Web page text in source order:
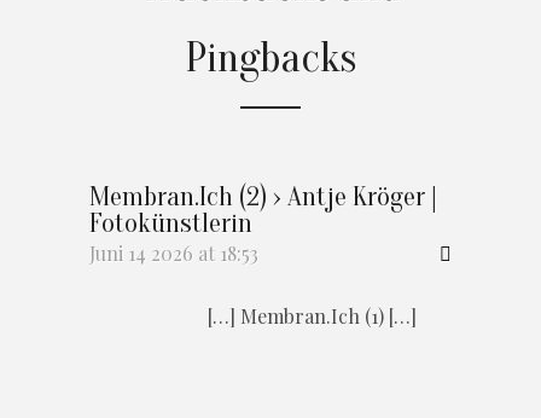
Pingbacks
Membran.Ich (2) › Antje Kröger |
Fotokünstlerin
Juni 14 2026 at 18:53
[…] Membran.Ich (1) […]